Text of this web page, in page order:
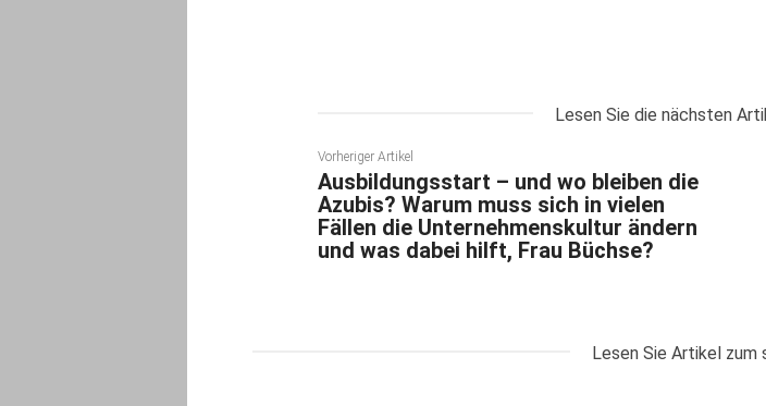
Lesen Sie die nächsten
Vorheriger Artikel
Ausbildungsstart – und wo bleiben die
Azubis? Warum muss sich in vielen
Fällen die Unternehmenskultur ändern
und was dabei hilft, Frau Büchse?
Lesen Sie Artikel zum